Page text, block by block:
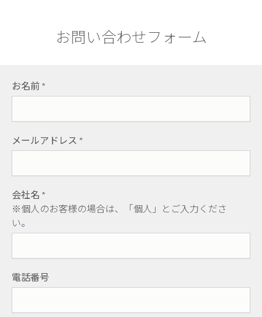
お問い合わせフォーム
お名前 *
メールアドレス *
会社名 *
※個人のお客様の場合は、「個人」とご入力くださ
い。
電話番号